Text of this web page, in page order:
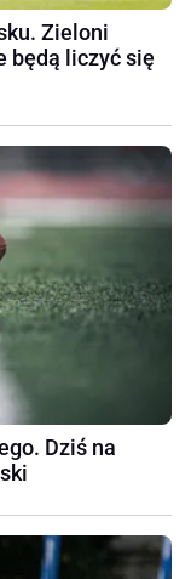
Zieloni
będą liczyć się
Dziś na